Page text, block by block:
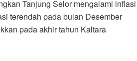
Tanjung Selor mengalami inflasi
terendah pada bulan Desember
pada akhir tahun Kaltara